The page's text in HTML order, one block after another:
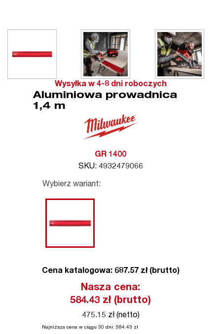
Wysyłka w 4-8 dni roboczych
Aluminiowa prowadnica
1,4 m
GR 1400
SKU: 4932479066
Wybierz wariant:
Cena katalogowa: 687.57 zł (brutto)
Nasza cena:
584.43 zł (brutto)
475.15 zł (netto)
Najniższa cena w ciągu 30 dni: 584.43 zł